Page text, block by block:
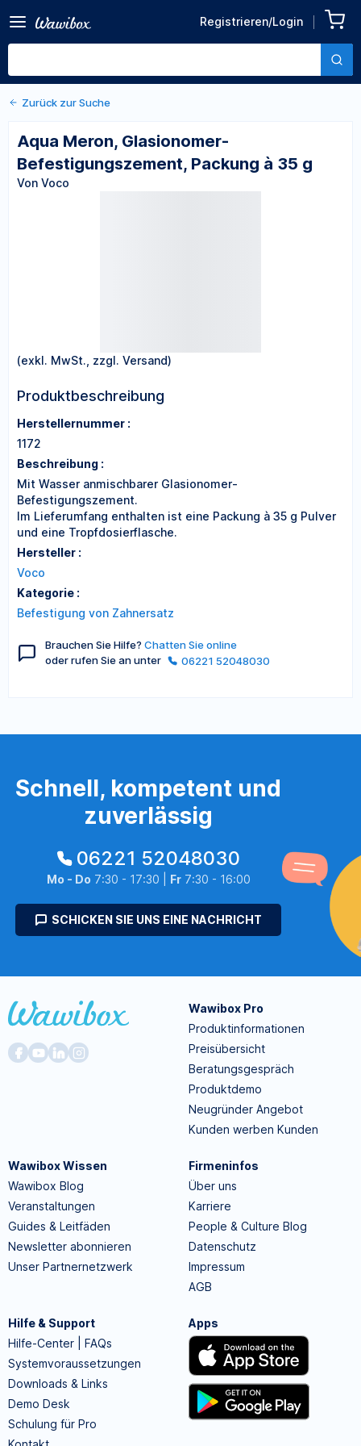
Registrieren/Login
Befestigungszement,
Packung à 35 g
Von Voco
Zurück zu den Produktdetails
Zurück zur Suche
Aqua Meron, Glasionomer-
Befestigungszement, Packung à 35 g
Von Voco
(exkl. MwSt., zzgl. Versand)
Produktbeschreibung
Herstellernummer :
1172
Beschreibung :
Mit Wasser anmischbarer Glasionomer-
Befestigungszement.
Im Lieferumfang enthalten ist eine Packung à 35 g Pulver
und eine Tropfdosierflasche.
Hersteller :
Voco
Kategorie :
Befestigung von Zahnersatz
Brauchen Sie Hilfe? Chatten Sie online
oder rufen Sie an unter
06221 52048030
Schnell, kompetent und
zuverlässig
06221 52048030
Mo - Do 7:30 - 17:30 | Fr7:30 - 16:00
SCHICKEN SIE UNS EINE NACHRICHT
Wawibox Pro
Produktinformationen
Preisübersicht
Beratungsgespräch
Produktdemo
Neugründer Angebot
Kunden werben Kunden
Wawibox Wissen
Wawibox Blog
Veranstaltungen
Guides & Leitfäden
Newsletter abonnieren
Unser Partnernetzwerk
Firmeninfos
Über uns
Karriere
People & Culture Blog
Datenschutz
Impressum
AGB
Hilfe & Support
Hilfe-Center | FAQs
Systemvoraussetzungen
Downloads & Links
Demo Desk
Schulung für Pro
Apps